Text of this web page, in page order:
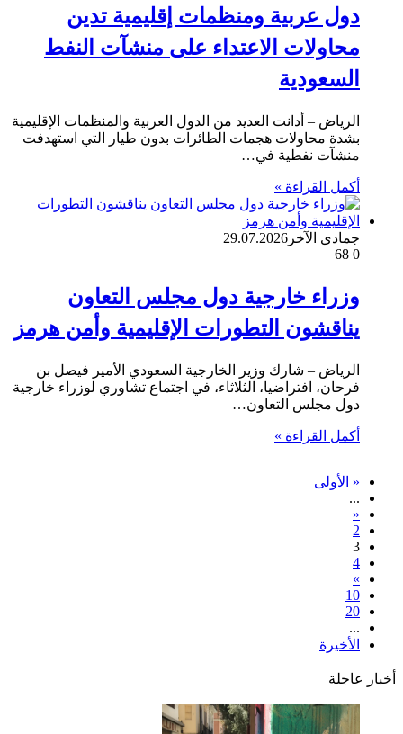
دول عربية ومنظمات إقليمية تدين
محاولات الاعتداء على منشآت النفط
السعودية
الرياض – أدانت العديد من الدول العربية والمنظمات الإقليمية
بشدة محاولات هجمات الطائرات بدون طيار التي استهدفت
منشآت نفطية في…
أكمل القراءة »
جمادى الآخر 29.07.2026
0
وزراء خارجية دول مجلس التعاون
يناقشون التطورات الإقليمية وأمن هرمز
الرياض – شارك وزير الخارجية السعودي الأمير فيصل بن
فرحان، افتراضيا، الثلاثاء، في اجتماع تشاوري لوزراء خارجية
دول مجلس التعاون…
أكمل القراءة »
« الأولى
...
«
2
3
4
»
10
20
...
الأخيرة
أخبار عاجلة